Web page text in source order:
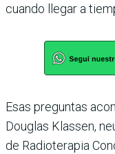
cuando llegar a
Esas preguntas
Douglas Klassen,
de Radioterapia